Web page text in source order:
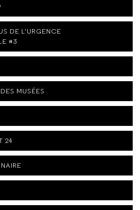
DE L'URGENCE
#3
MUSÉES
24